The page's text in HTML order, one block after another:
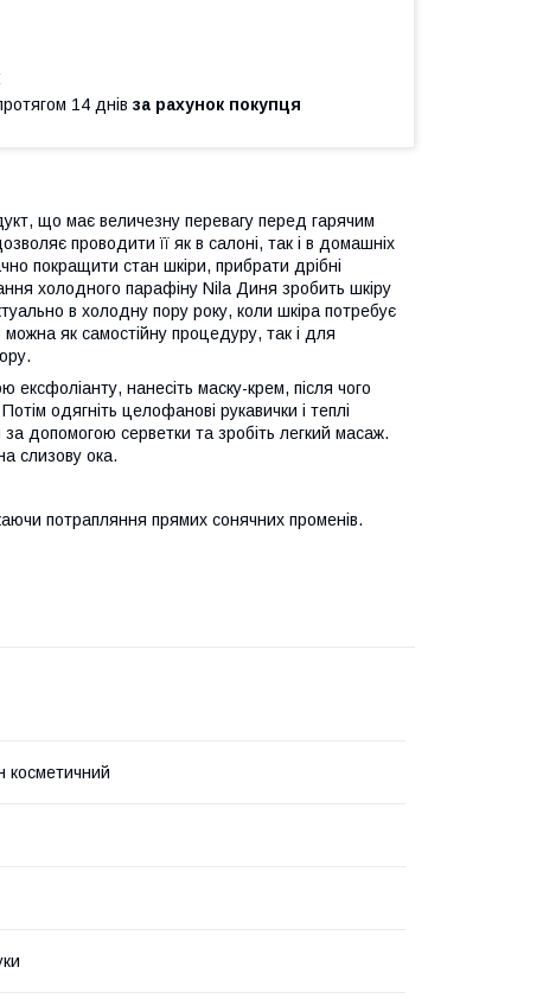
14 днів за рахунок покупця
що має величезну перевагу перед гарячим
проводити її як в салоні, так і в домашніх
покращити стан шкіри, прибрати дрібні
холодного парафіну Nila Диня зробить шкіру
в холодну пору року, коли шкіра потребує
як самостійну процедуру, так і для
ексфоліанту, нанесіть маску-крем, після чого
одягніть целофанові рукавички і теплі
допомогою серветки та зробіть легкий масаж.
слизову ока.
потрапляння прямих сонячних променів.
косметичний